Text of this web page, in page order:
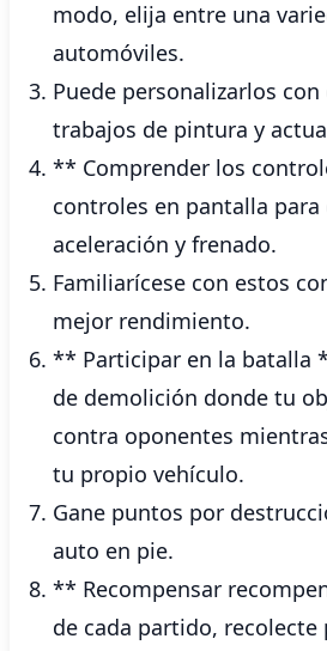
modo, elija entre una
automóviles.
Puede personalizarlos
trabajos de pintura y
** Comprender los
controles en pantalla para
aceleración y frenado.
Familiarícese con estos
mejor rendimiento.
** Participar en la batalla
de demolición donde tu
contra oponentes
tu propio vehículo.
Gane puntos por
auto en pie.
** Recompensar
de cada partido, recolecte